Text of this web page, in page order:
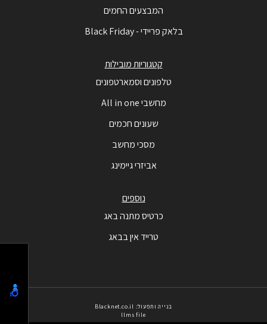
המבצעים החמים
בלאק פריידי - Black Friday
קטגוריות מובילות
טלפונים וסמארטפונים
מחשבי All in one
שעונים חכמים
מסכי מחשב
אביזרי גיימינג
נוספים
כרטיס מתנה באג
טרייד אין בבאג
בנייה ותפעול: Blacknet.co.il
llms file